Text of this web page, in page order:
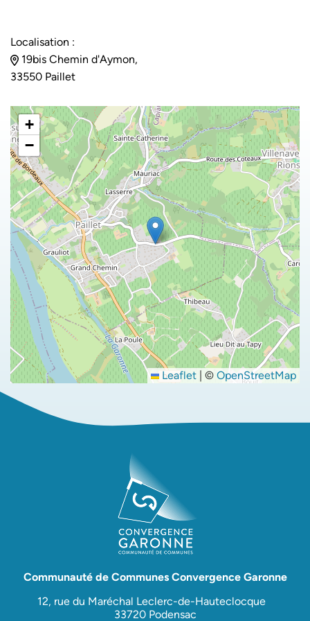
Localisation :
19bis Chemin d'Aymon,
33550 Paillet
+
−
Leaflet | © OpenStreetMap
Communauté de Communes Convergence Garonne
12, rue du Maréchal Leclerc-de-Hauteclocque
33720 Podensac